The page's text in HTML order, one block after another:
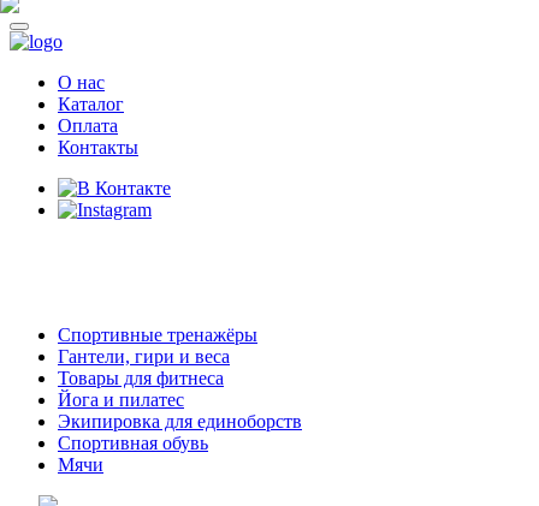
О нас
Каталог
Оплата
Контакты
Спортивные тренажёры
Гантели, гири и веса
Товары для фитнеса
Йога и пилатес
Экипировка для единоборств
Спортивная обувь
Мячи